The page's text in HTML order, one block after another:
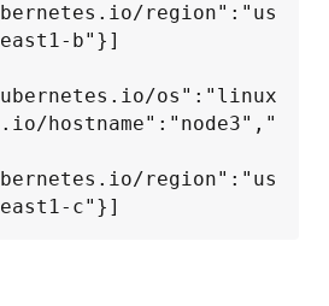
region":"us
b"}]
os":"linux
hostname":"node3","
region":"us
c"}]